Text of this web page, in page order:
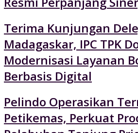
Terima Kunjungan
Madagaskar, IPC TPK
Modernisasi Layanan
Berbasis Digital
Pelindo Operasikan
Petikemas, Perkuat